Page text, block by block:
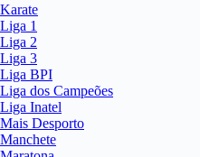
Karate
Liga 1
Liga 2
Liga 3
Liga BPI
Liga dos Campeões
Liga Inatel
Mais Desporto
Manchete